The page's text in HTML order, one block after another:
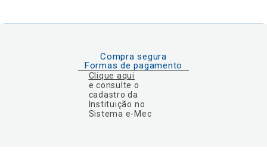
Compra segura
Formas de pagamento
Clique aqui
e consulte o
cadastro da
Instituição no
Sistema e-Mec